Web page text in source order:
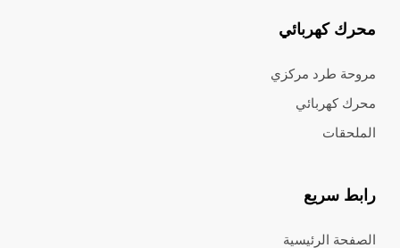
محرك كهربائي
مروحة طرد مركزي
محرك كهربائي
الملحقات
رابط سريع
الصفحة الرئيسية